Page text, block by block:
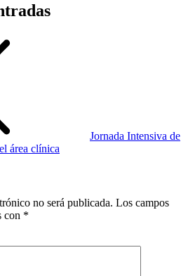
Jornada Intensiva de
área clínica
no será publicada. Los campos
con *